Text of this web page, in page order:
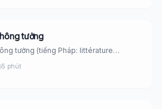
tưởng
tưởng (tiếng Pháp: littérature
5 phút